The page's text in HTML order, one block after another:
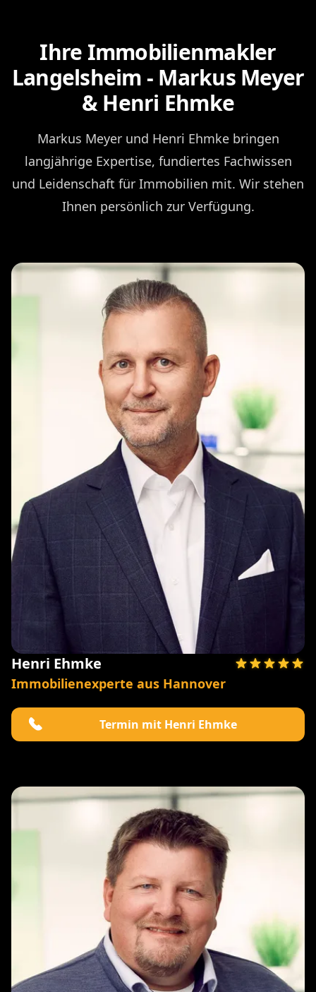
Ihre Immobilienmakler
Langelsheim - Markus Meyer
& Henri Ehmke
Markus Meyer und Henri Ehmke bringen
langjährige Expertise, fundiertes Fachwissen
und Leidenschaft für Immobilien mit. Wir stehen
Ihnen persönlich zur Verfügung.
Henri Ehmke
Immobilienexperte aus Hannover
Termin mit Henri Ehmke